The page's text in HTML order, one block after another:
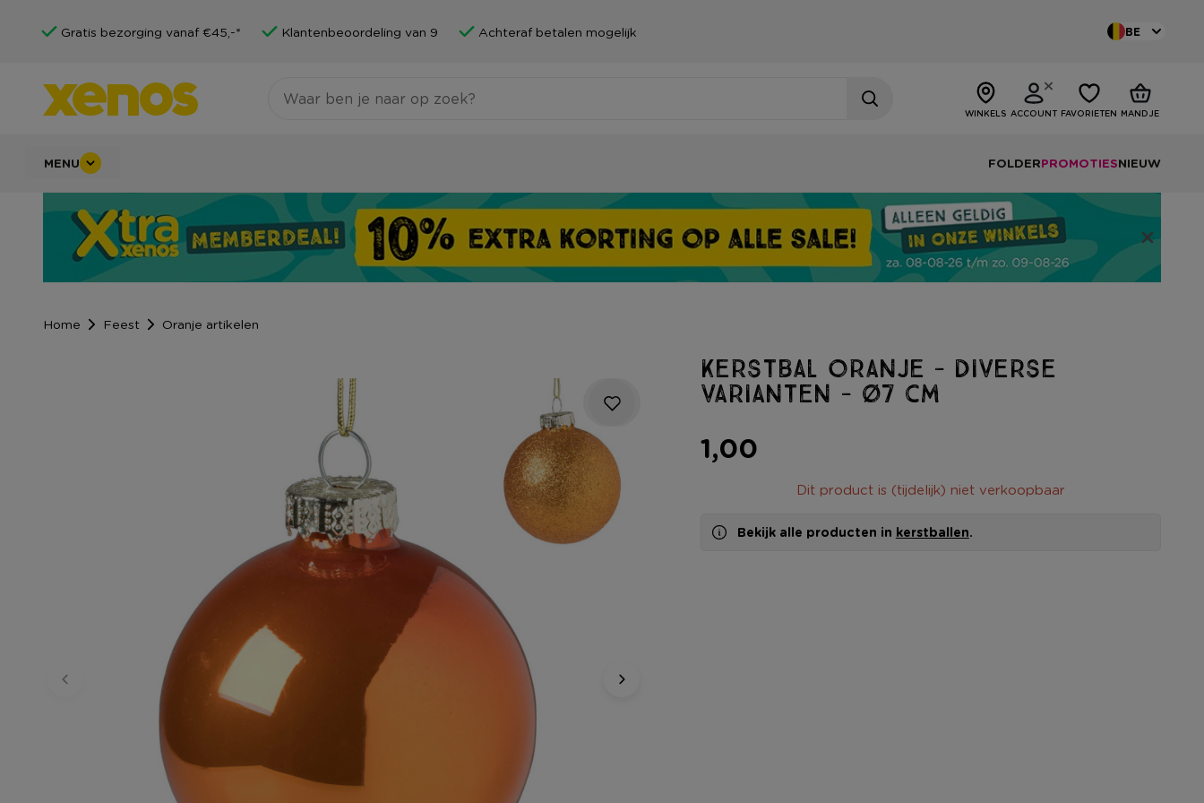
Gratis bezorging vanaf €45,-* Klantenbeoordeling van 9 Achteraf betalen mogelijk BE
WINKELS ACCOUNT FAVORIETEN MANDJE
MENU FOLDERPROMOTIESNIEUW
Home Feest Oranje artikelen
Kerstbal oranje - diverse
varianten - ø7 cm
1,00
Dit product is (tijdelijk) niet verkoopbaar
Bekijk alle producten in kerstballen.